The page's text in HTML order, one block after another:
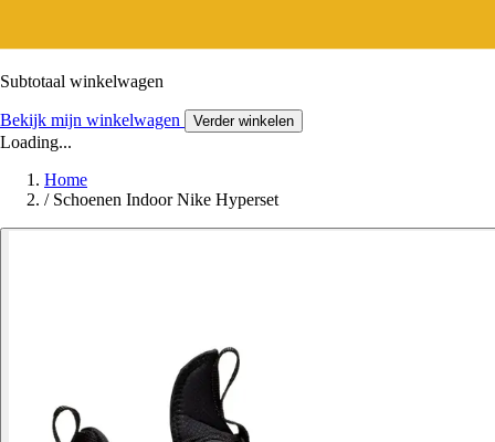
Subtotaal winkelwagen
Bekijk mijn winkelwagen Verder winkelen
Loading...
Home
/ Schoenen Indoor Nike Hyperset